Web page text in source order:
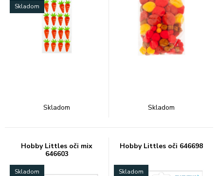
Skladom
Skladom Skladom
Hobby Littles oči mix
646603
Skladom
Hobby Littles oči 646698
Skladom